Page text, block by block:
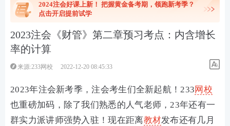
2024注会好课上新！ 把握黄金备考期，领跑新考季？
点击开启提前试学
2023注会《财管》第二章预习考点：内含增长
率的计算
来源:233网校 2022-12-20 08:45:33
2023年注会新考季，注会考生们全新起航！233网校
也重磅加码，除了我们熟悉的人气老师，23年还有一
群实力派讲师强势入驻！现在距离教材发布还有几月